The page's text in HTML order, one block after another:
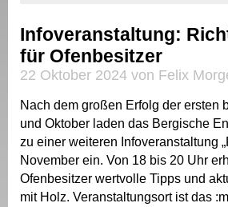
Infoveranstaltung:
für Ofenbesitzer
22 Oktober 2024 von Felix
Nach dem großen Erfolg der ersten
und Oktober laden das Bergische
zu einer weiteren Infoveranstaltung
November ein. Von 18 bis 20 Uhr
Ofenbesitzer wertvolle Tipps und
mit Holz. Veranstaltungsort ist das